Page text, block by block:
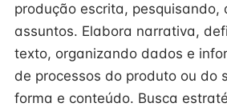
produção escrita, pesquisando,
assuntos. Elabora narrativa,
texto, organizando dados e
de processos do produto ou do
forma e conteúdo. Busca